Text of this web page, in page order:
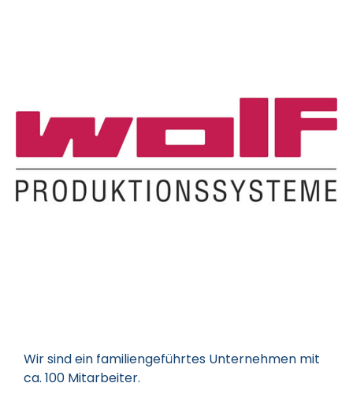
Wir sind ein familiengeführtes Unternehmen mit
ca. 100 Mitarbeiter.